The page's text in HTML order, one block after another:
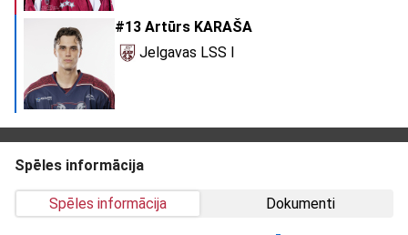
#13 Artūrs KARAŠA
Jelgavas LSS I
Spēles informācija
Spēles informācija Dokumenti